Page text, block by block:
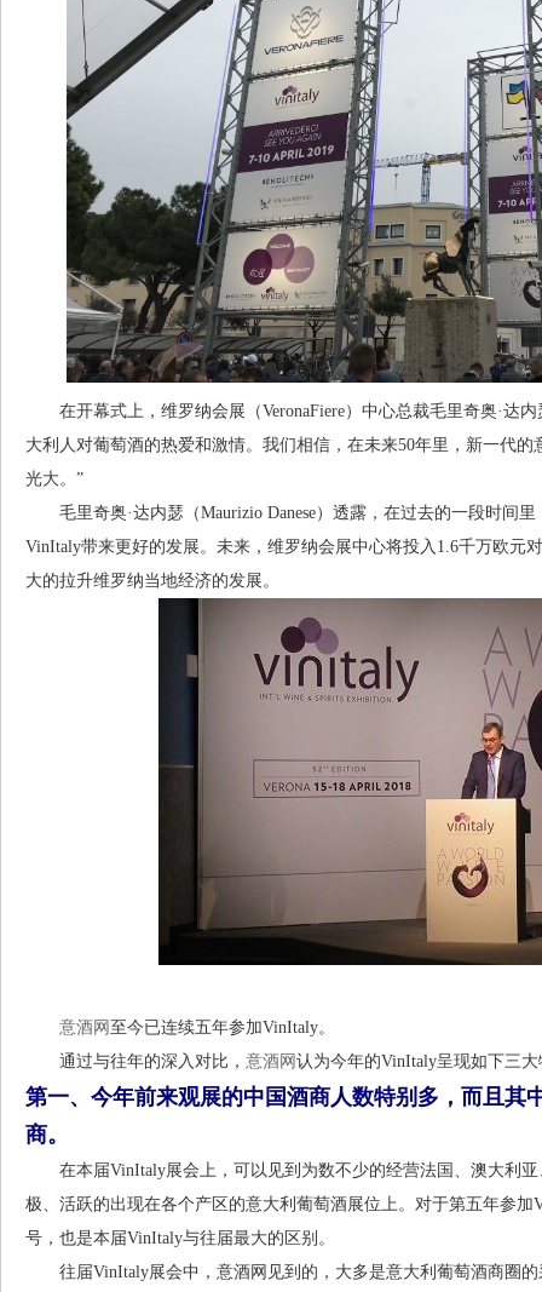
在开幕式上，维罗纳会展（VeronaFiere）中心总裁毛里奇奥·达内
大利人对葡萄酒的热爱和激情。我们相信，在未来50年里，新一代
光大。”
毛里奇奥·达内瑟（Maurizio Danese）透露，在过去的一段时间
VinItaly带来更好的发展。未来，维罗纳会展中心将投入1.6千万欧元
大的拉升维罗纳当地经济的发展。
意酒网 至今已连续五年参加VinItaly。
通过与往年的深入对比， 意酒网 认为今年的VinItaly呈现如下三
第一、今年前来观展的中国酒商人数特别多，而且其
商。
在本届VinItaly展会上，可以见到为数不少的经营法国、澳大利亚
极、活跃的出现在各个产区的意大利葡萄酒展位上。对于第五年参
号，也是本届VinItaly与往届最大的区别。
往届VinItaly展会中，意酒网见到的，大多是意大利葡萄酒商圈的